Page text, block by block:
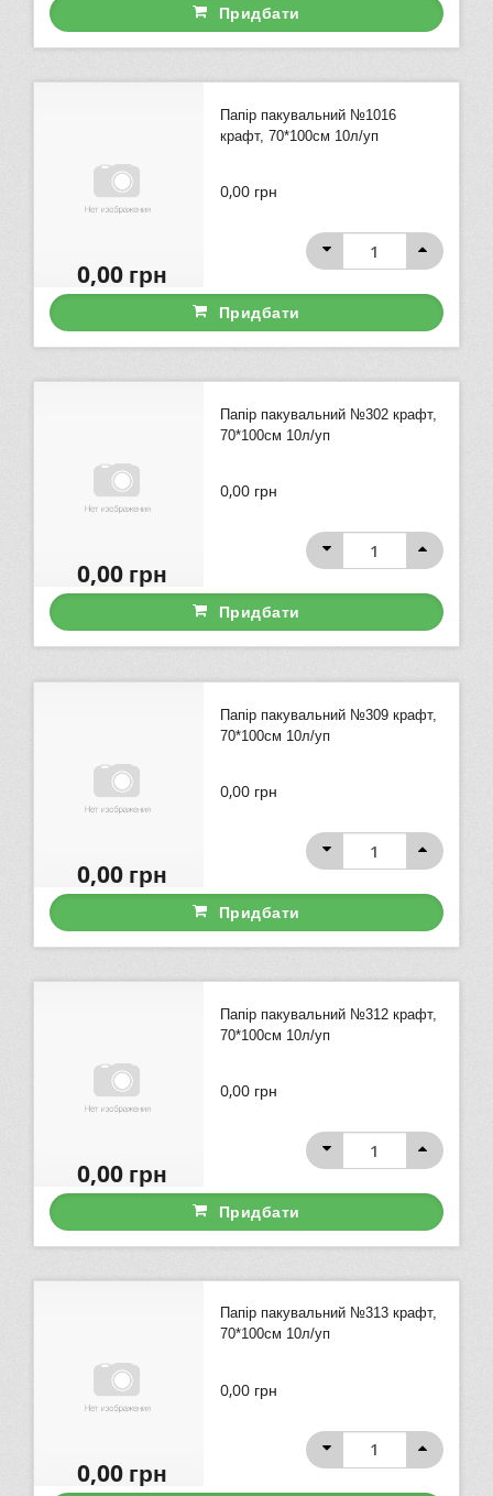
Придбати
Папір пакувальний №1016
крафт, 70*100см 10л/уп
0,00 грн
0,00грн
Придбати
Папір пакувальний №302 крафт,
70*100см 10л/уп
0,00 грн
0,00грн
Придбати
Папір пакувальний №309 крафт,
70*100см 10л/уп
0,00 грн
0,00грн
Придбати
Папір пакувальний №312 крафт,
70*100см 10л/уп
0,00 грн
0,00грн
Придбати
Папір пакувальний №313 крафт,
70*100см 10л/уп
0,00 грн
0,00грн